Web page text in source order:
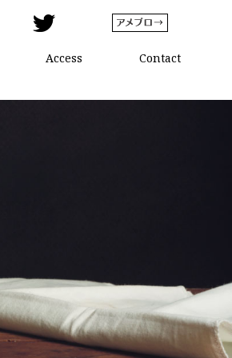
Access Contact